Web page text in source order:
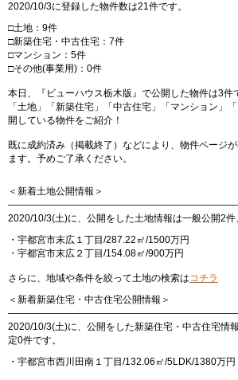
2020/10/3に登録した物件数は21件です。
□土地：9件
□新築住宅・中古住宅：7件
□マンション：5件
□その他(事業用)：0件
本日、『ビューハウス栃木版』で公開した物件は3件
「土地」「新築住宅」「中古住宅」「マンション」
開している物件をご紹介！
既に成約済み（掲載終了）などにより、物件ページ
ます。予めご了承ください。
＜新着土地公開情報＞
2020/10/3(土)に、公開をした土地情報は一般公開2件
・宇都宮市末広１丁目/287.22㎡/1500万円
・宇都宮市末広２丁目/154.08㎡/900万円
さらに、地域や条件を絞って土地の検索はコチラ
＜新着新築住宅・中古住宅公開情報＞
2020/10/3(土)に、公開をした新築住宅・中古住宅情
定0件です。
・宇都宮市西川田南１丁目/132.06㎡/5LDK/1380万円